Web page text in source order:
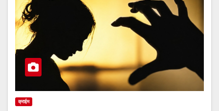
क्राईम